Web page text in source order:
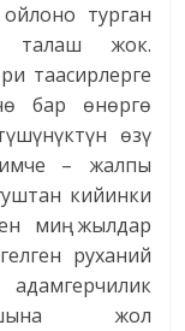
турган
талаш жок.
таасирлерге
бар өнөргө
өзү
– жалпы
кийинки
миң жылдар
руханий
жол